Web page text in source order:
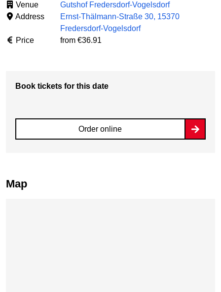
Venue
Gutshof Fredersdorf-Vogelsdorf
Address
Ernst-Thälmann-Straße 30, 15370
Fredersdorf-Vogelsdorf
Price
from €36.91
Book tickets for this date
Order online
Map